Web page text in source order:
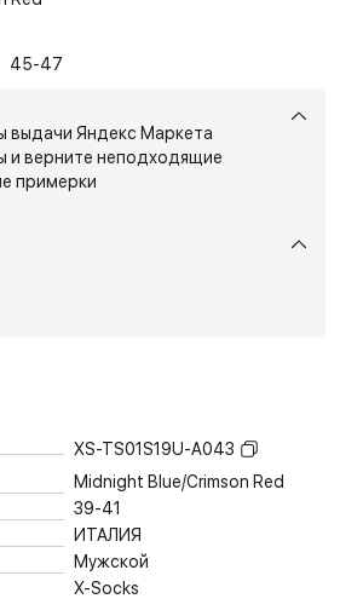
45-47
выдачи Яндекс Маркета
и верните неподходящие
примерки
XS-TS01S19U-A043
Midnight Blue/Crimson Red
39-41
ИТАЛИЯ
Мужской
X-Socks